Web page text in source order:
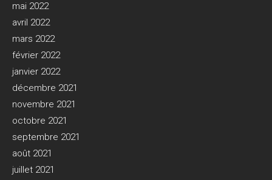
mai 2022
avril 2022
mars 2022
février 2022
janvier 2022
décembre 2021
novembre 2021
octobre 2021
septembre 2021
août 2021
juillet 2021